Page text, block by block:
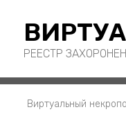
РЕЕСТР
Виртуальный